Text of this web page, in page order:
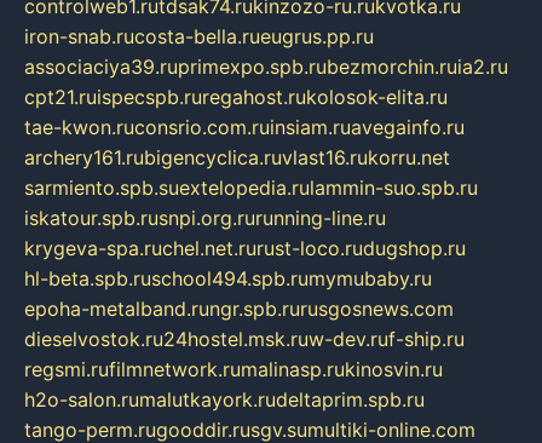
controlweb1.rutdsak74.rukinzozo-ru.rukvotka.ru
iron-snab.rucosta-bella.rueugrus.pp.ru
associaciya39.ruprimexpo.spb.rubezmorchin.ruia2.ru
cpt21.ruispecspb.ruregahost.rukolosok-elita.ru
tae-kwon.ruconsrio.com.ruinsiam.ruavegainfo.ru
archery161.rubigencyclica.ruvlast16.rukorru.net
sarmiento.spb.suextelopedia.rulammin-suo.spb.ru
iskatour.spb.rusnpi.org.rurunning-line.ru
krygeva-spa.ruchel.net.rurust-loco.rudugshop.ru
hl-beta.spb.ruschool494.spb.rumymubaby.ru
epoha-metalband.rungr.spb.rurusgosnews.com
dieselvostok.ru24hostel.msk.ruw-dev.ruf-ship.ru
regsmi.rufilmnetwork.rumalinasp.rukinosvin.ru
h2o-salon.rumalutkayork.rudeltaprim.spb.ru
tango-perm.rugooddir.rusgv.sumultiki-online.com